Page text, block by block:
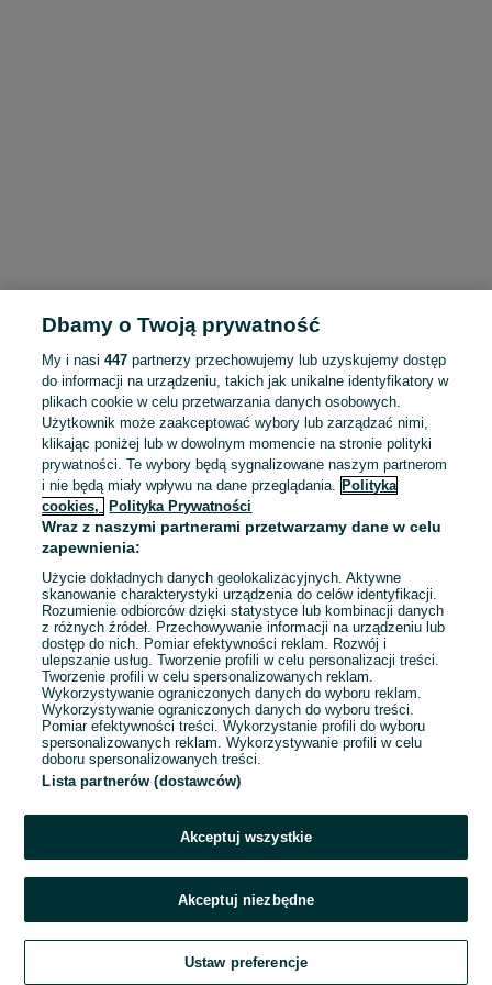
To ogłoszenie nie jest już dostępne
Przejdź na stronę główną
Dbamy o Twoją prywatność
My i nasi447 partnerzy przechowujemy lub uzyskujemy dostęp
do informacji na urządzeniu, takich jak unikalne identyfikatory w
plikach cookie w celu przetwarzania danych osobowych.
Użytkownik może zaakceptować wybory lub zarządzać nimi,
klikając poniżej lub w dowolnym momencie na stronie polityki
prywatności. Te wybory będą sygnalizowane naszym partnerom
i nie będą miały wpływu na dane przeglądania. Polityka
cookies,
Polityka Prywatności
Wraz z naszymi partnerami przetwarzamy dane w celu
zapewnienia:
Użycie dokładnych danych geolokalizacyjnych. Aktywne
skanowanie charakterystyki urządzenia do celów identyfikacji.
Rozumienie odbiorców dzięki statystyce lub kombinacji danych
z różnych źródeł. Przechowywanie informacji na urządzeniu lub
dostęp do nich. Pomiar efektywności reklam. Rozwój i
ulepszanie usług. Tworzenie profili w celu personalizacji treści.
Tworzenie profili w celu spersonalizowanych reklam.
Wykorzystywanie ograniczonych danych do wyboru reklam.
Wykorzystywanie ograniczonych danych do wyboru treści.
Pomiar efektywności treści. Wykorzystanie profili do wyboru
spersonalizowanych reklam. Wykorzystywanie profili w celu
doboru spersonalizowanych treści.
Lista partnerów (dostawców)
Akceptuj wszystkie
Akceptuj niezbędne
Ustaw preferencje